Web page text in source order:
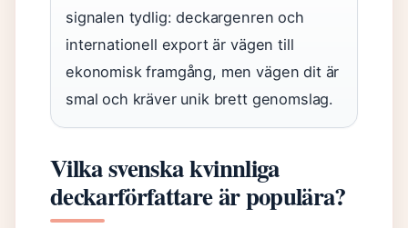
signalen tydlig: deckargenren och
internationell export är vägen till
ekonomisk framgång, men vägen dit är
smal och kräver unik brett genomslag.
Vilka svenska kvinnliga
deckarförfattare är populära?